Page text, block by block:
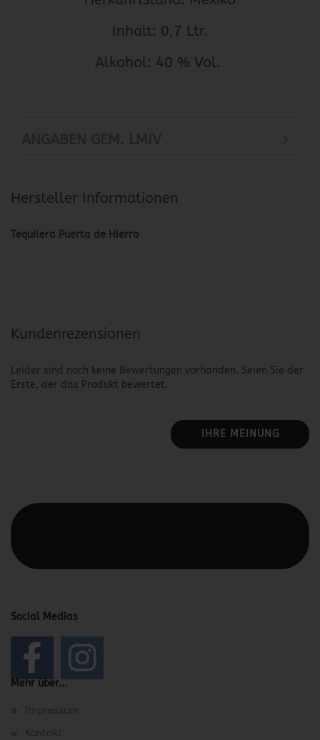
Inhalt: 0,7 Ltr.
Alkohol: 40 % Vol.
Hersteller Informationen
Tequilera Puerta de Hierro
Kundenrezensionen
Leider sind noch keine Bewertungen vorhanden. Seien Sie der
Erste, der das Produkt bewertet.
IHRE MEINUNG
Social Medias
Mehr über...
Impressum
Kontakt